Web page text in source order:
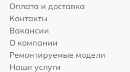
Оплата и доставка
Контакты
Вакансии
О компании
Ремонтируемые модели
Наши услуги